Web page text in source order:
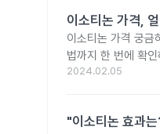
이소티논 가격,
이소티논 가격 궁금
법까지 한 번에 확
2024.02.05
"이소티논 효과